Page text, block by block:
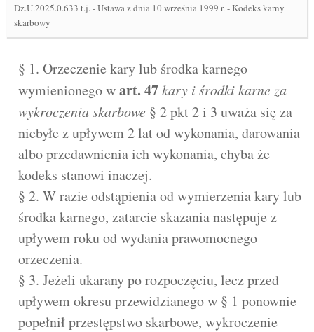
Dz.U.2025.0.633 t.j.-Ustawa z dnia 10 września 1999 r. - Kodeks karny
skarbowy
§ 1. Orzeczenie kary lub środka karnego
wymienionego wart. 47kary i środki karne za
wykroczenia skarbowe § 2 pkt 2 i 3 uważa się za
niebyłe z upływem 2 lat od wykonania, darowania
albo przedawnienia ich wykonania, chyba że
kodeks stanowi inaczej.
§ 2. W razie odstąpienia od wymierzenia kary lub
środka karnego, zatarcie skazania następuje z
upływem roku od wydania prawomocnego
orzeczenia.
§ 3. Jeżeli ukarany po rozpoczęciu, lecz przed
upływem okresu przewidzianego w § 1 ponownie
popełnił przestępstwo skarbowe, wykroczenie